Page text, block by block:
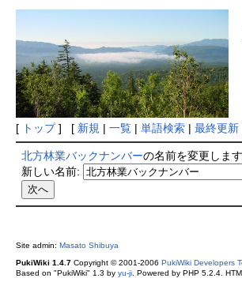
[ トップ] [ 新規 | 一覧| 単語検索| 最終更新
北方林業バックナンバーの名前を変更します
新しい名前:
Site admin: Masato Shibuya
PukiWiki 1.4.7Copyright © 2001-2006 PukiWiki Developers
Based on "PukiWiki" 1.3 by yu-ji. Powered by PHP 5.2.4.